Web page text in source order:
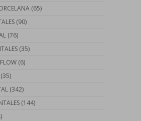
(65)
(90)
(76)
(35)
(6)
(35)
(342)
(144)